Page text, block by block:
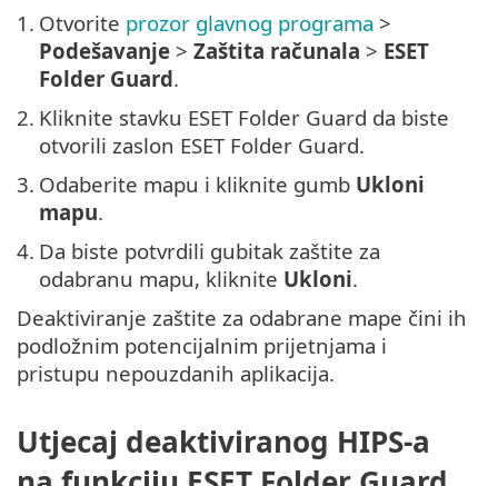
1. Otvorite prozor glavnog programa >
Podešavanje > Zaštita računala > ESET
Folder Guard.
2. Kliknite stavku ESET Folder Guard da biste
otvorili zaslon ESET Folder Guard.
3. Odaberite mapu i kliknite gumb Ukloni
mapu.
4. Da biste potvrdili gubitak zaštite za
odabranu mapu, kliknite Ukloni.
Deaktiviranje zaštite za odabrane mape čini ih
podložnim potencijalnim prijetnjama i
pristupu nepouzdanih aplikacija.
Utjecaj deaktiviranog HIPS-a